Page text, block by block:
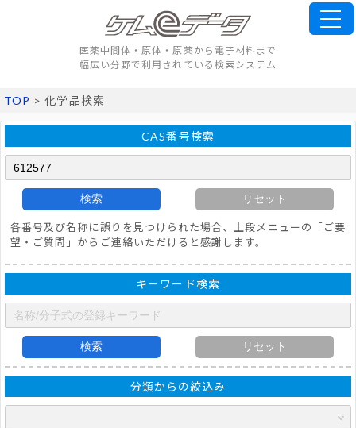
医薬中間体・原体・原薬から電子材料まで
幅広い分野で利用されている検索システム
TOP > 化学品検索
CAS番号検索
検索 リセット
各番号及び名称に誤りを見つけられた場合、上段メニューの「ご要
望・ご質問」からご連絡いただけると感謝します。
キーワード検索
検索 リセット
分類からの絞込み